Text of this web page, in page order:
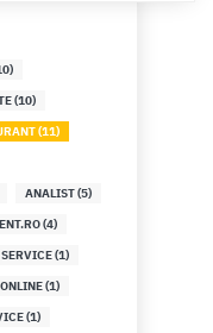
(10)
(11)
ANALIST (5)
(4)
(1)
(1)
(1)